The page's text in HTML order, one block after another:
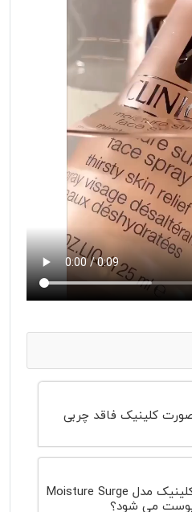
کلینیک فاقد چربی
آیا اسپری آبرسان کلینیک مدل Moisture Surge
می شود؟